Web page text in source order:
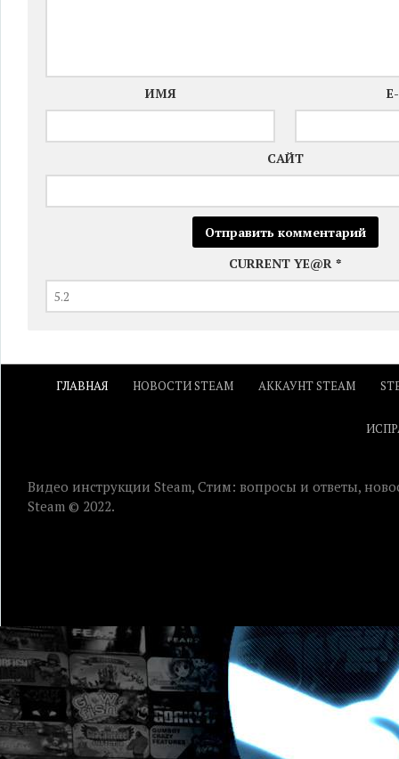
ИМЯ
САЙТ
CURRENT YE@R *
ГЛАВНАЯ НОВОСТИ STEAM АККАУНТ STEAM
Видео инструкции Steam, Стим: вопросы и ответы,
Steam © 2022.